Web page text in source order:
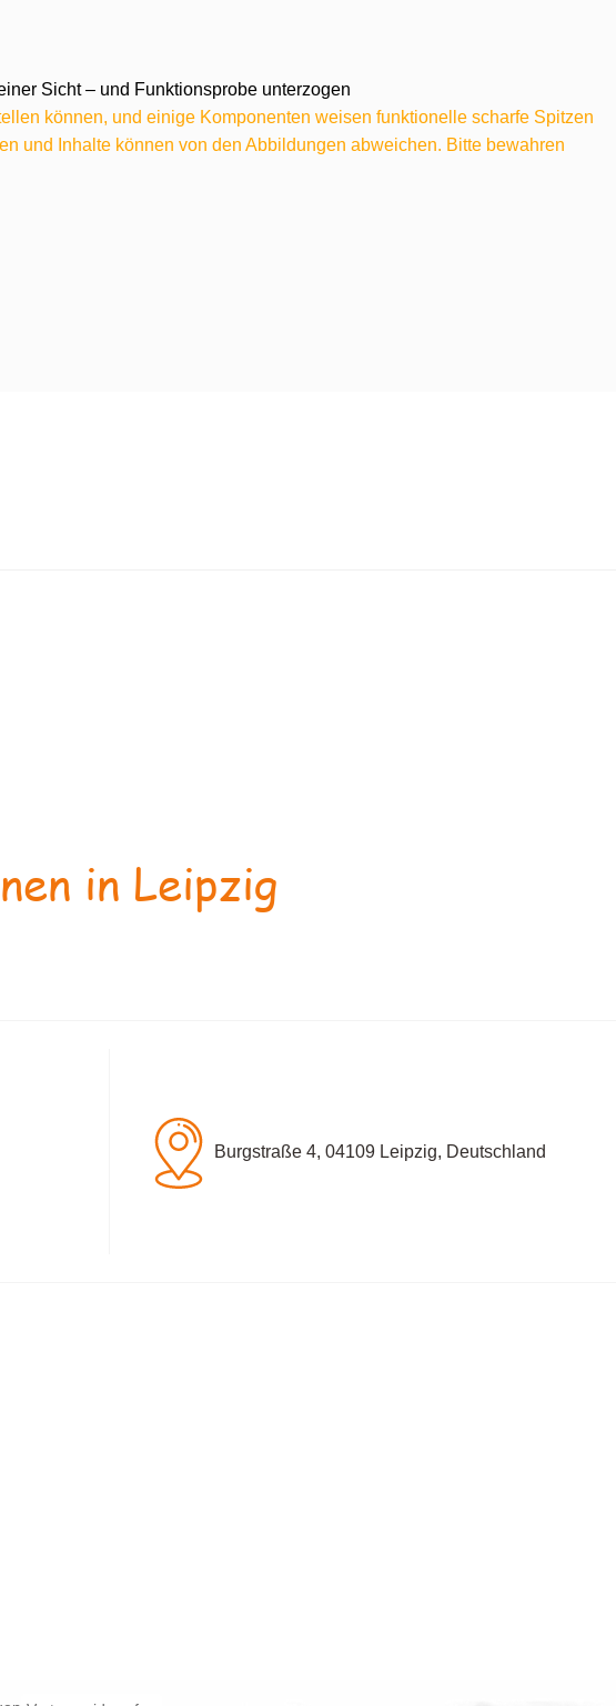
Sicht – und Funktionsprobe unterzogen
können, und einige Komponenten weisen funktionelle scharfe Spitzen
und Inhalte können von den Abbildungen abweichen. Bitte bewahren
in Leipzig
Burgstraße 4, 04109 Leipzig, Deutschland